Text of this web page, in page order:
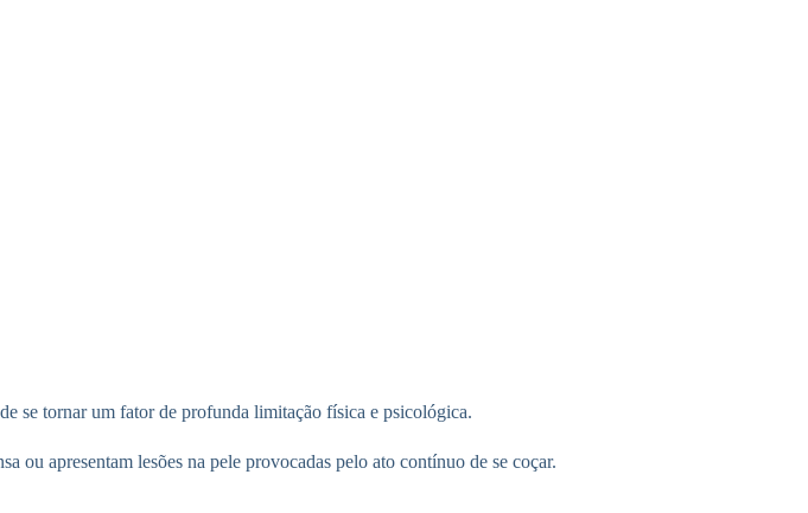
se tornar um fator de profunda limitação física e psicológica.
ou apresentam lesões na pele provocadas pelo ato contínuo de se coçar.